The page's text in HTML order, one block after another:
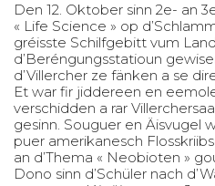
Den 12. Oktober sinn 2e- an
« Life Science » op
gréisste Schilfgebitt vum
d’Beréngungsstatioun
d’Villercher ze fänken a se
Et war fir jiddereen en
verschidden a rar
gesinn. Souguer en Äisvugel
puer amerikanesch
an d’Thema « Neobioten »
Dono sinn d’Schüler nach